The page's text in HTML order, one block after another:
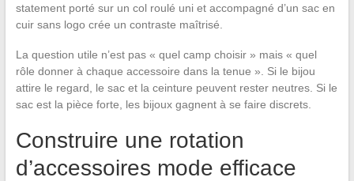
statement porté sur un col roulé uni et accompagné d’un sac en
cuir sans logo crée un contraste maîtrisé.
La question utile n’est pas « quel camp choisir » mais « quel
rôle donner à chaque accessoire dans la tenue ». Si le bijou
attire le regard, le sac et la ceinture peuvent rester neutres. Si le
sac est la pièce forte, les bijoux gagnent à se faire discrets.
Construire une rotation
d’accessoires mode efficace